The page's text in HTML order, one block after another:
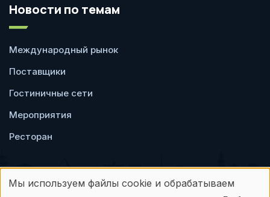
Новости по темам
Международный рынок
Поставщики
Гостиничные сети
Мероприятия
Ресторан
Мы используем файлы cookie и обрабатываем